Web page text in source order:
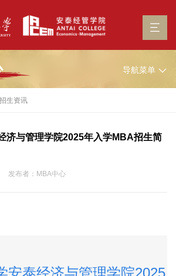
导航菜单
招生资讯
济与管理学院2025年入学MBA招生简
发布者：MBA中心
安泰经济与管理学院2025